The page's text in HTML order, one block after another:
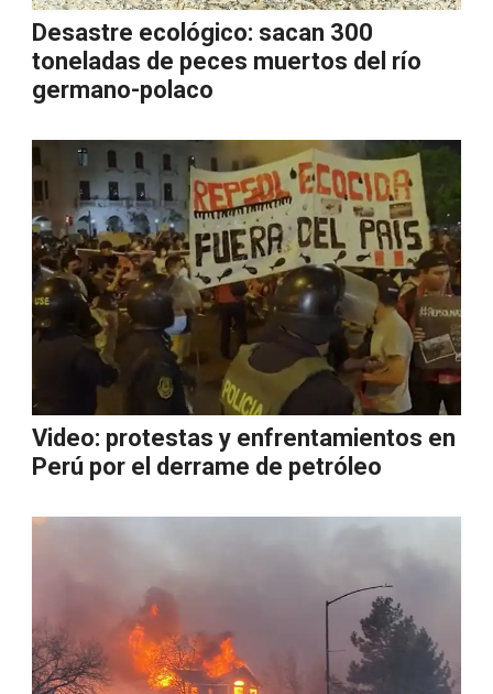
Desastre ecológico: sacan 300
toneladas de peces muertos del río
germano-polaco
Video: protestas y enfrentamientos en
Perú por el derrame de petróleo